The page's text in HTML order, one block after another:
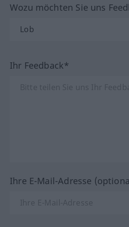
Wozu möchten Sie uns
Ihr Feedback*
Ihre E-Mail-Adresse